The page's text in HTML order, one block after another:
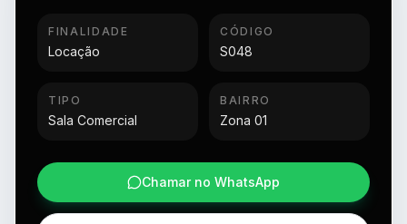
FINALIDADE
Locação
CÓDIGO
S048
TIPO
Sala Comercial
BAIRRO
Zona 01
Chamar no WhatsApp